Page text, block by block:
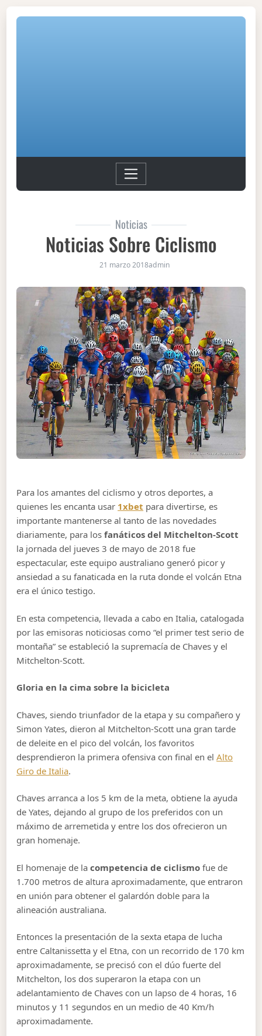
Noticias
Noticias Sobre Ciclismo
21 marzo 2018admin
Para los amantes del ciclismo y otros deportes, a
quienes les encanta usar 1xbet para divertirse, es
importante mantenerse al tanto de las novedades
diariamente, para losfanáticos del Mitchelton-Scott
la jornada del jueves 3 de mayo de 2018 fue
espectacular, este equipo australiano generó picor y
ansiedad a su fanaticada en la ruta donde el volcán Etna
era el único testigo.
En esta competencia, llevada a cabo en Italia, catalogada
por las emisoras noticiosas como “el primer test serio de
montaña” se estableció la supremacía de Chaves y el
Mitchelton-Scott.
Gloria en la cima sobre la bicicleta
Chaves, siendo triunfador de la etapa y su compañero y
Simon Yates, dieron al Mitchelton-Scott una gran tarde
de deleite en el pico del volcán, los favoritos
desprendieron la primera ofensiva con final en elAlto
Giro de Italia.
Chaves arranca a los 5 km de la meta, obtiene la ayuda
de Yates, dejando al grupo de los preferidos con un
máximo de arremetida y entre los dos ofrecieron un
gran homenaje.
El homenaje de lacompetencia de ciclismofue de
1.700 metros de altura aproximadamente, que entraron
en unión para obtener el galardón doble para la
alineación australiana.
Entonces la presentación de la sexta etapa de lucha
entre Caltanissetta y el Etna, con un recorrido de 170 km
aproximadamente, se precisó con el dúo fuerte del
Mitchelton, los dos superaron la etapa con un
adelantamiento de Chaves con un lapso de 4 horas, 16
minutos y 11 segundos en un medio de 40 Km/h
aproximadamente.